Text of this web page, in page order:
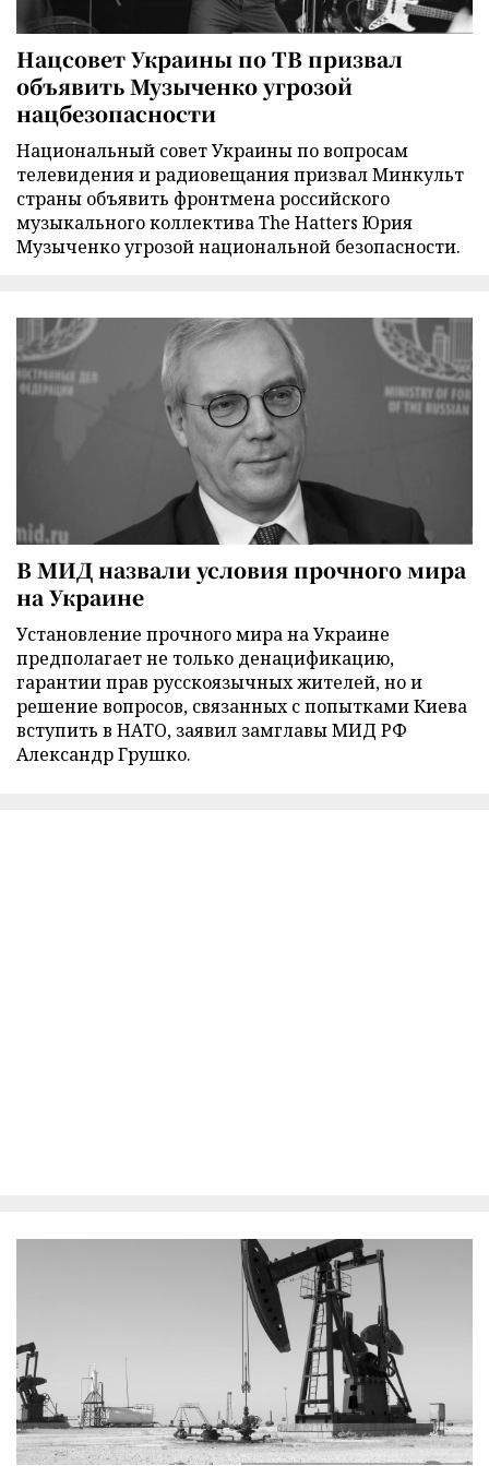
Нацсовет Украины по ТВ призвал
объявить Музыченко угрозой
нацбезопасности
Национальный совет Украины по вопросам
телевидения и радиовещания призвал Минкульт
страны объявить фронтмена российского
музыкального коллектива The Hatters Юрия
Музыченко угрозой национальной безопасности.
В МИД назвали условия прочного мира
на Украине
Установление прочного мира на Украине
предполагает не только денацификацию,
гарантии прав русскоязычных жителей, но и
решение вопросов, связанных с попытками Киева
вступить в НАТО, заявил замглавы МИД РФ
Александр Грушко.